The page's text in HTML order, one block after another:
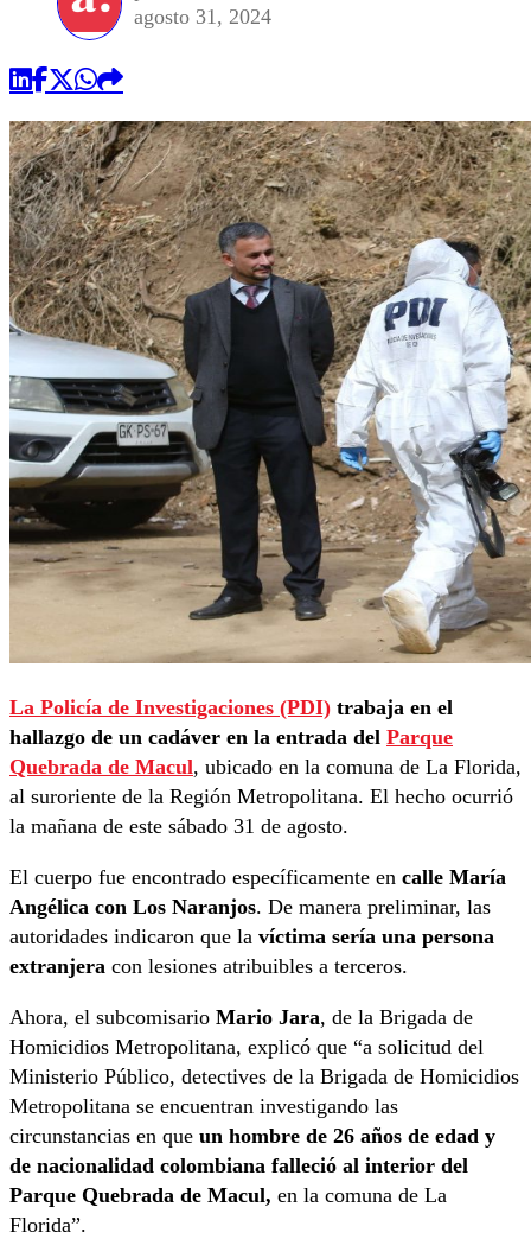
agosto 31, 2024
La Policía de Investigaciones (PDI) trabaja en el
hallazgo de un cadáver en la entrada del Parque
Quebrada de Macul, ubicado en la comuna de La Florida,
al suroriente de la Región Metropolitana. El hecho ocurrió
la mañana de este sábado 31 de agosto.
El cuerpo fue encontrado específicamente en calle María
Angélica con Los Naranjos. De manera preliminar, las
autoridades indicaron que la víctima sería una persona
extranjera con lesiones atribuibles a terceros.
Ahora, el subcomisario Mario Jara, de la Brigada de
Homicidios Metropolitana, explicó que “a solicitud del
Ministerio Público, detectives de la Brigada de Homicidios
Metropolitana se encuentran investigando las
circunstancias en que un hombre de 26 años de edad y
de nacionalidad colombiana falleció al interior del
Parque Quebrada de Macul, en la comuna de La
Florida”.